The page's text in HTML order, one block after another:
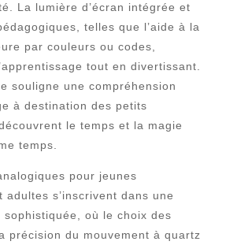
La lumière d’écran intégrée et
telles que l’aide à la
par couleurs ou codes,
tout en divertissant.
souligne une compréhension
à destination des petits
le temps et la magie
temps.
pour jeunes
adultes s’inscrivent dans une
sophistiquée, où le choix des
précision du mouvement à quartz